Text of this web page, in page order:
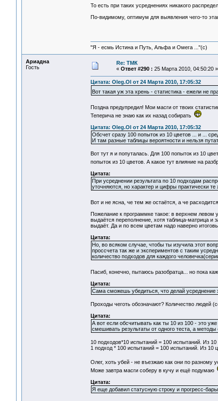
То есть при таких усреднениях никакого
По-видимому, оптимум для выявления чего-то
"Я - есмь Истина и Путь, Альфа и Омега ..."(с)
Ариадна
Гость
Re: ТМК
« Ответ #290 : 25 Марта 2010, 04:50:20 »
Цитата: Oleg.Ol от 24 Марта 2010, 17:05:32
Вот такая уж эта хрень - статистика - ежели не
Поздна предупредил! Мои масги от твоих
Теперича не знаю как их назад собирать
Цитата: Oleg.Ol от 24 Марта 2010, 17:05:32
Обсчет сразу 100 попыток из 10 цветов ... и ...
И там разные таблицы вероятности и нельзя
Вот тут я и попуталась. Для 100 попыток из 10
попыток из 10 цветов. А какое тут влияние на
Цитата:
При усреднении результата по 10 подходам
уточняются, но характер и цифры практически
Вот и не ясна, че тем же остаётся, а че
Пожелание к программке такое: в верхнем левом
выдаётся переполнение, хотя таблица-матрица и
выдаёт. Да и по всем цветам надо наверно
Цитата:
Но, во всяком случае, чтобы ты изучила этот
проссчета так же и экспериментов с таким
количество подходов для каждого
Пасиб, конечно, пытаюсь разобратца... но пока
Цитата:
Сама сможешь убедиться, что делай усреднение
Проходы чеготь обозначают? Количество людей
Цитата:
А вот если обсчитывать как ты 10 из 100 - это
смешивать результаты от одного теста, а методы
10 подходов*10 испытаний = 100 испытаний. Из
1 подход * 100 испытаний = 100 испытаний. Из 10
Олег, хоть убей - не въезжаю как они по разному
Може завтра масги соберу в кучу и ещё подумаю
Цитата:
Я еще добавил статусную строку и прогресс-